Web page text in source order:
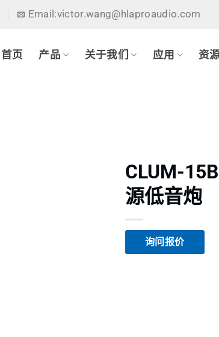
Email:victor.wang@hlaproaudio.com
首页 产品 关于我们 应用 资
CLUM-
源低音炮
询问报价